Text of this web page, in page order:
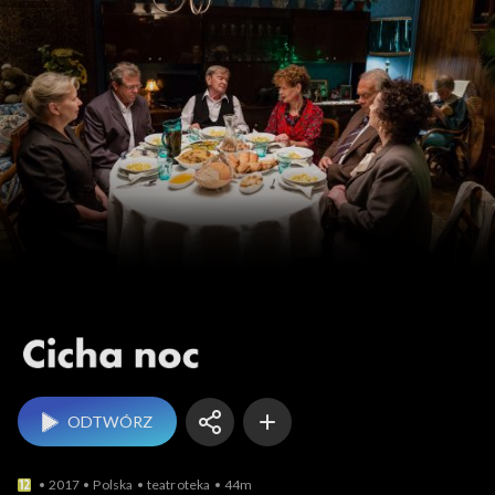
Cicha noc
ODTWÓRZ
2017 Polska teatroteka 44m